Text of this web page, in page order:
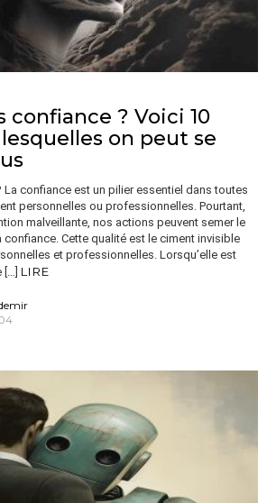
confiance ? Voici 10
on peut se
confiance est un pilier essentiel dans toutes
personnelles ou professionnelles. Pourtant,
malveillante, nos actions peuvent semer le
confiance. Cette qualité est le ciment invisible
et professionnelles. Lorsqu’elle est
LIRE